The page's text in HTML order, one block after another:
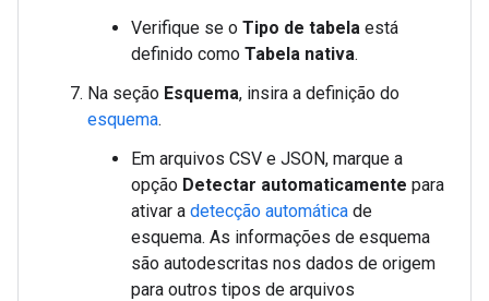
Verifique se o Tipo de tabela está
definido como Tabela nativa.
Na seção Esquema, insira a definição do
esquema.
Em arquivos CSV e JSON, marque a
opção Detectar automaticamente para
ativar a detecção automática de
esquema. As informações de esquema
são autodescritas nos dados de origem
para outros tipos de arquivos